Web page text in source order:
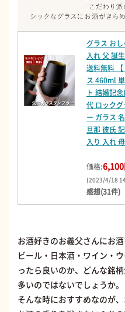
グラス お
入れ 父 誕
送料無料
ス 460ml
ト 結婚記
代 ロック
ー ガラス
旦那 彼氏
入り 入れ
価格:
(2023/4/18
感想(31件)
お酒好きのお義父さんにお
ビール・日本酒・ワイン・
ったら良いのか、どんな銘
多いのではないでしょうか。
そんな時におすすめなのが